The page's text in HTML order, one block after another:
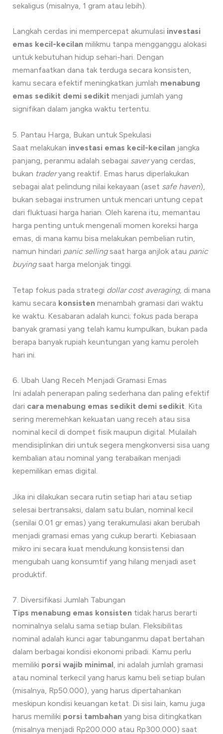
sekaligus (misalnya, 1 gram atau lebih).
Langkah cerdas ini mempercepat akumulasi investasi
emas kecil-kecilan milikmu tanpa mengganggu alokasi
untuk kebutuhan hidup sehari-hari. Dengan
memanfaatkan dana tak terduga secara konsisten,
kamu secara efektif meningkatkan jumlah menabung
emas sedikit demi sedikit menjadi jumlah yang
signifikan dalam jangka waktu tertentu.
5. Pantau Harga, Bukan untuk Spekulasi
Saat melakukan investasi emas kecil-kecilan jangka
panjang, peranmu adalah sebagai saveryang cerdas,
bukan traderyang reaktif. Emas harus diperlakukan
sebagai alat pelindung nilai kekayaan (aset safe haven),
bukan sebagai instrumen untuk mencari untung cepat
dari fluktuasi harga harian. Oleh karena itu, memantau
harga penting untuk mengenali momen koreksi harga
emas, di mana kamu bisa melakukan pembelian rutin,
namun hindari panic sellingsaat harga anjlok atau panic
buyingsaat harga melonjak tinggi.
Tetap fokus pada strategi dollar cost averaging, di mana
kamu secara konsisten menambah gramasi dari waktu
ke waktu. Kesabaran adalah kunci; fokus pada berapa
banyak gramasi yang telah kamu kumpulkan, bukan pada
berapa banyak rupiah keuntungan yang kamu peroleh
hari ini.
6. Ubah Uang Receh Menjadi Gramasi Emas
Ini adalah penerapan paling sederhana dan paling efektif
dari cara menabung emas sedikit demi sedikit. Kita
sering meremehkan kekuatan uang receh atau sisa
nominal kecil di dompet fisik maupun digital. Mulailah
mendisiplinkan diri untuk segera mengkonversi sisa uang
kembalian atau nominal yang terabaikan menjadi
kepemilikan emas digital.
Jika ini dilakukan secara rutin setiap hari atau setiap
selesai bertransaksi, dalam satu bulan, nominal kecil
(senilai 0.01 gr emas) yang terakumulasi akan berubah
menjadi gramasi emas yang cukup berarti. Kebiasaan
mikro ini secara kuat mendukung konsistensi dan
mengubah uang konsumtif yang hilang menjadi aset
produktif.
7. Diversifikasi Jumlah Tabungan
Tips menabung emas konsisten tidak harus berarti
nominalnya selalu sama setiap bulan. Fleksibilitas
nominal adalah kunci agar tabunganmu dapat bertahan
dalam berbagai kondisi ekonomi pribadi. Kamu perlu
memiliki porsi wajib minimal, ini adalah jumlah gramasi
atau nominal terkecil yang harus kamu beli setiap bulan
(misalnya, Rp50.000), yang harus dipertahankan
meskipun kondisi keuangan ketat. Di sisi lain, kamu juga
harus memiliki porsi tambahan yang bisa ditingkatkan
(misalnya menjadi Rp200.000 atau Rp300.000) saat